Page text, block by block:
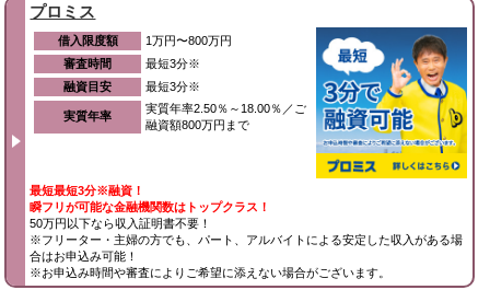
プロミス
借入限度額
1万円〜800万円
審査時間
最短3分※
融資目安
最短3分※
実質年率
実質年率2.50％～18.00％／ご
融資額800万円まで
最短最短3分※融資！
瞬フリが可能な金融機関数はトップクラス！
50万円以下なら収入証明書不要！
※フリーター・主婦の方でも、パート、アルバイトによる安定した収入がある場
合はお申込み可能！
※お申込み時間や審査によりご希望に添えない場合がございます。